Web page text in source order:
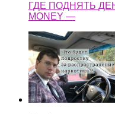
ГДЕ ПОДНЯТЬ
MONEY —